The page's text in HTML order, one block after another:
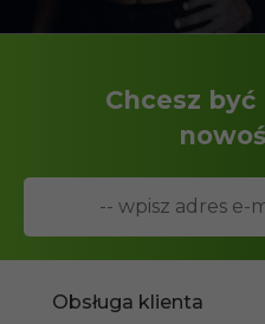
Chcesz być
Obsługa klienta